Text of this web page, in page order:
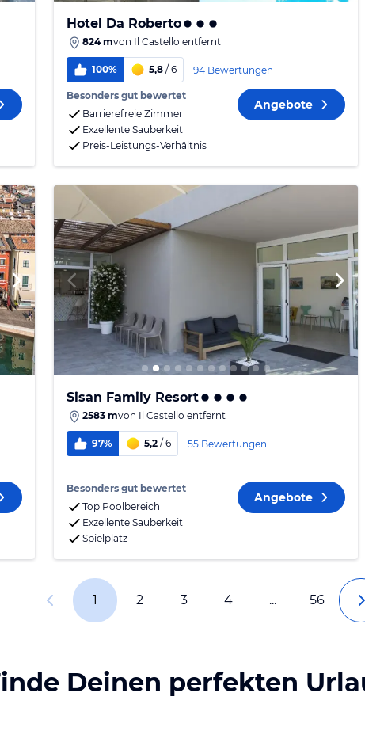
Hotel Da Roberto
824 mvon Il Castello entfernt
100% 5,8 / 6 94 Bewertungen
Besonders gut bewertet
Barrierefreie Zimmer
Exzellente Sauberkeit
Preis-Leistungs-Verhältnis
Angebote
Sisan Family Resort
2583 mvon Il Castello entfernt
97% 5,2 / 6 55 Bewertungen
Besonders gut bewertet
Top Poolbereich
Exzellente Sauberkeit
Spielplatz
Angebote
1 2 3 4 ... 56
Deinen perfekten